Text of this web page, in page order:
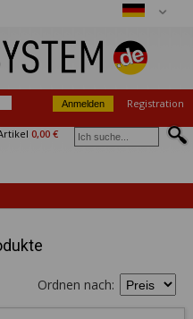
Registration
0,00 €
Ordnen nach: